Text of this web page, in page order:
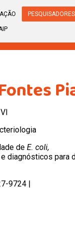
PESQUISADORES
de E. coli,
diagnósticos para
9724 |